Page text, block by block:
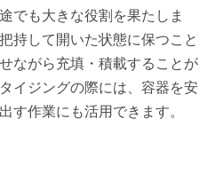
でも大きな役割を果たしま
持して開いた状態に保つこと
ながら充填・積載することが
イジングの際には、容器を安
す作業にも活用できます。